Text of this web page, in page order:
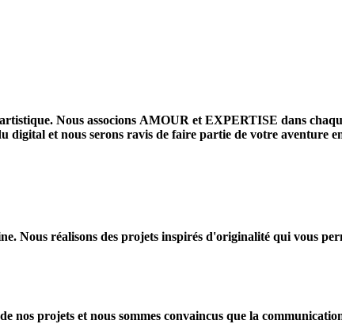
Nous associons AMOUR et EXPERTISE dans
digital et nous serons ravis de faire partie de votre aventure
Nous réalisons des projets inspirés d'originalité qui vous
nos projets et nous sommes convaincus que la